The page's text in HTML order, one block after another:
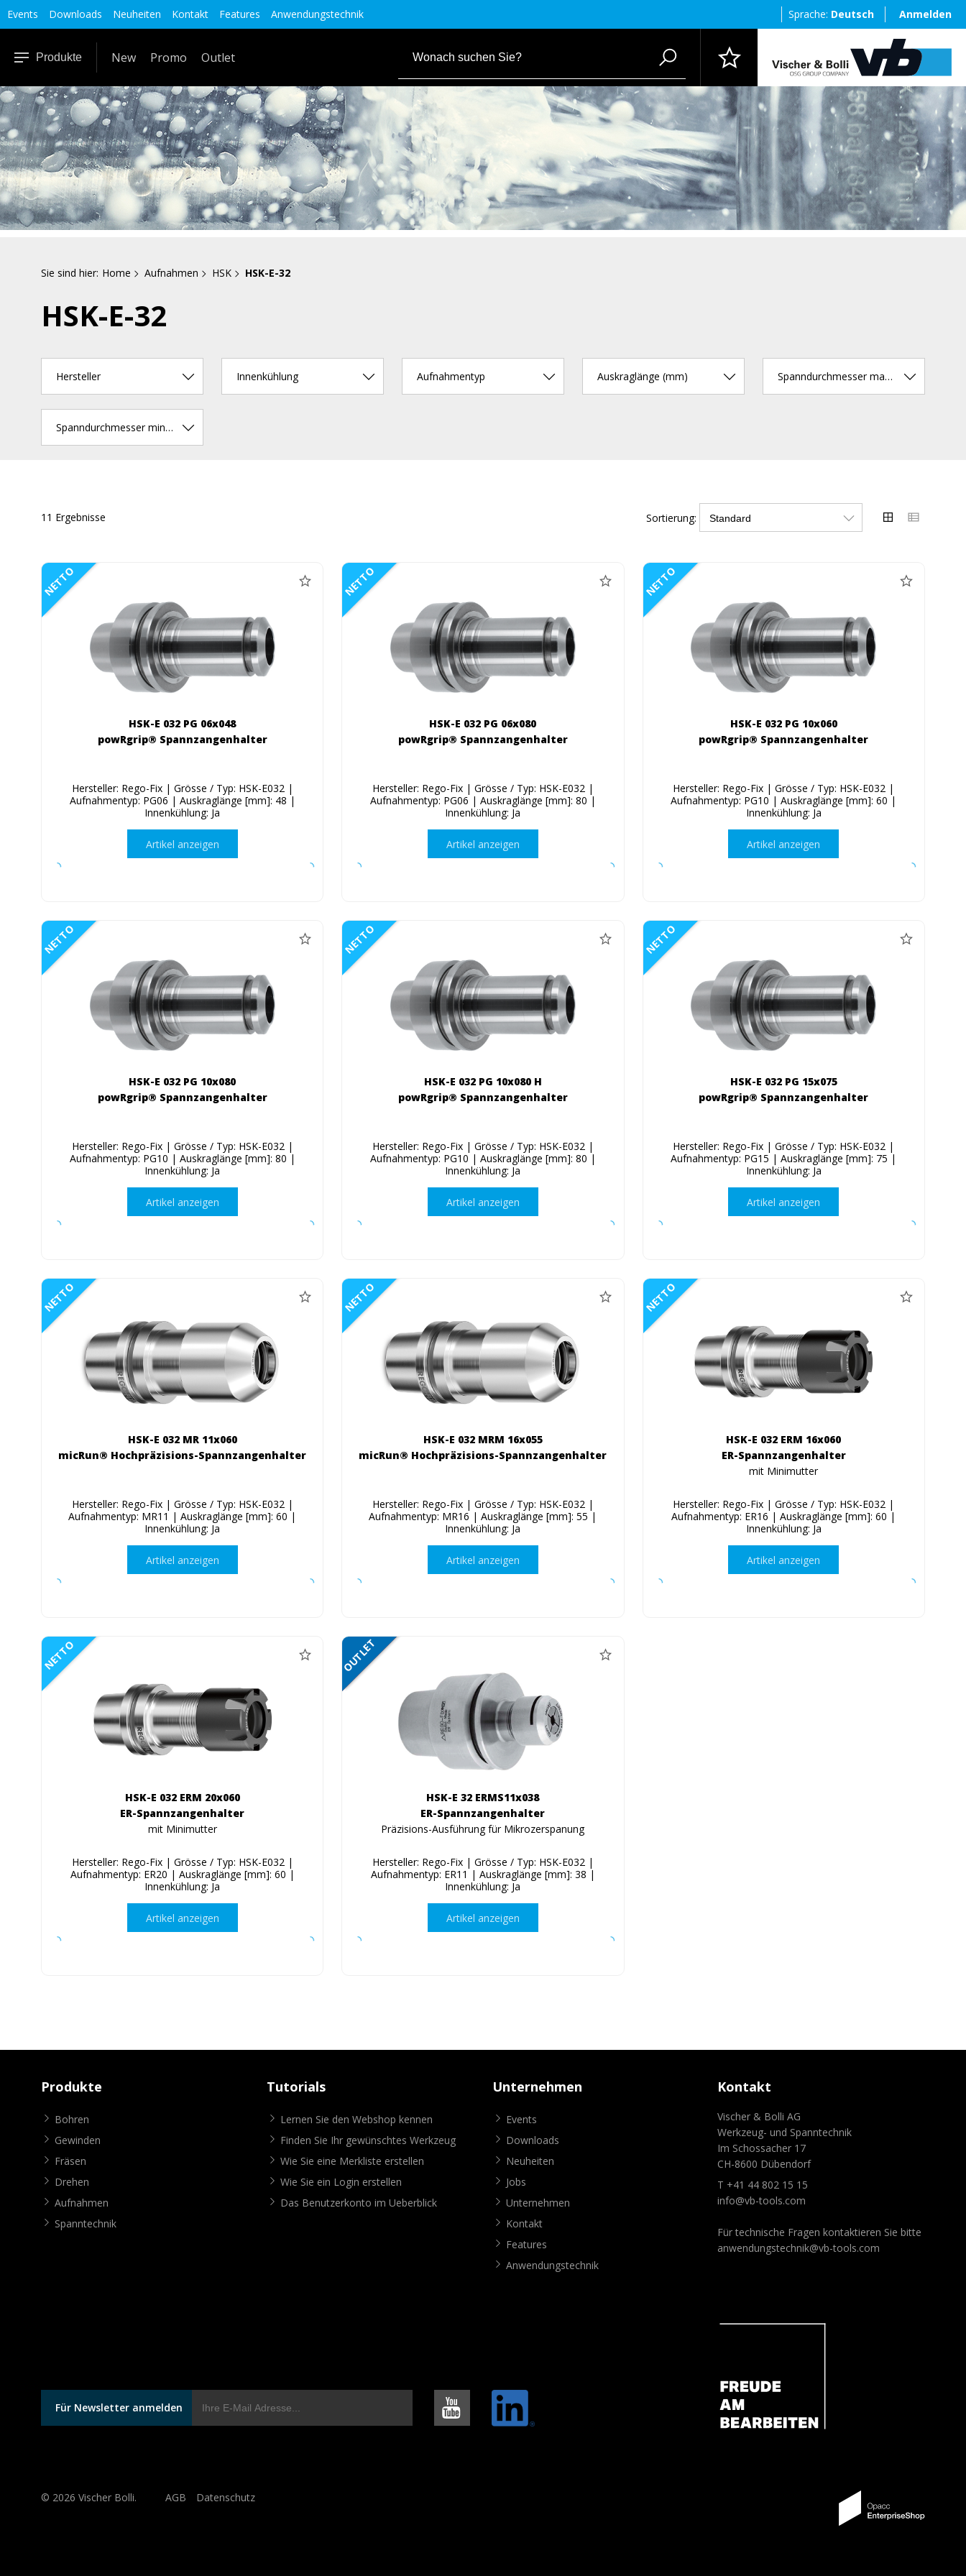
Events Downloads Neuheiten Kontakt Features Anwendungstechnik Sprache: Deutsch Anmelden
Produkte New Promo Outlet
Sie sind hier: Home Aufnahmen HSK HSK-E-32
HSK-E-32
Hersteller Innenkühlung Aufnahmentyp Auskraglänge (mm) Spanndurchmesser max. (mm)
Spanndurchmesser min. (mm)
11 Ergebnisse Sortierung:
NETTO
HSK-E 032 PG 06x048
powRgrip® Spannzangenhalter
Hersteller: Rego-Fix | Grösse / Typ: HSK-E032 |
Aufnahmentyp: PG06 | Auskraglänge [mm]: 48 |
Innenkühlung: Ja
Artikel anzeigen
NETTO
HSK-E 032 PG 06x080
powRgrip® Spannzangenhalter
Hersteller: Rego-Fix | Grösse / Typ: HSK-E032 |
Aufnahmentyp: PG06 | Auskraglänge [mm]: 80 |
Innenkühlung: Ja
Artikel anzeigen
NETTO
HSK-E 032 PG 10x060
powRgrip® Spannzangenhalter
Hersteller: Rego-Fix | Grösse / Typ: HSK-E032 |
Aufnahmentyp: PG10 | Auskraglänge [mm]: 60 |
Innenkühlung: Ja
Artikel anzeigen
NETTO
HSK-E 032 PG 10x080
powRgrip® Spannzangenhalter
Hersteller: Rego-Fix | Grösse / Typ: HSK-E032 |
Aufnahmentyp: PG10 | Auskraglänge [mm]: 80 |
Innenkühlung: Ja
Artikel anzeigen
NETTO
HSK-E 032 PG 10x080 H
powRgrip® Spannzangenhalter
Hersteller: Rego-Fix | Grösse / Typ: HSK-E032 |
Aufnahmentyp: PG10 | Auskraglänge [mm]: 80 |
Innenkühlung: Ja
Artikel anzeigen
NETTO
HSK-E 032 PG 15x075
powRgrip® Spannzangenhalter
Hersteller: Rego-Fix | Grösse / Typ: HSK-E032 |
Aufnahmentyp: PG15 | Auskraglänge [mm]: 75 |
Innenkühlung: Ja
Artikel anzeigen
NETTO
HSK-E 032 MR 11x060
micRun® Hochpräzisions-Spannzangenhalter
Hersteller: Rego-Fix | Grösse / Typ: HSK-E032 |
Aufnahmentyp: MR11 | Auskraglänge [mm]: 60 |
Innenkühlung: Ja
Artikel anzeigen
NETTO
HSK-E 032 MRM 16x055
micRun® Hochpräzisions-Spannzangenhalter
Hersteller: Rego-Fix | Grösse / Typ: HSK-E032 |
Aufnahmentyp: MR16 | Auskraglänge [mm]: 55 |
Innenkühlung: Ja
Artikel anzeigen
NETTO
HSK-E 032 ERM 16x060
ER-Spannzangenhalter
mit Minimutter
Hersteller: Rego-Fix | Grösse / Typ: HSK-E032 |
Aufnahmentyp: ER16 | Auskraglänge [mm]: 60 |
Innenkühlung: Ja
Artikel anzeigen
NETTO
HSK-E 032 ERM 20x060
ER-Spannzangenhalter
mit Minimutter
Hersteller: Rego-Fix | Grösse / Typ: HSK-E032 |
Aufnahmentyp: ER20 | Auskraglänge [mm]: 60 |
Innenkühlung: Ja
Artikel anzeigen
SALE
OUTLET
HSK-E 32 ERMS11x038
ER-Spannzangenhalter
Präzisions-Ausführung für Mikrozerspanung
Hersteller: Rego-Fix | Grösse / Typ: HSK-E032 |
Aufnahmentyp: ER11 | Auskraglänge [mm]: 38 |
Innenkühlung: Ja
Artikel anzeigen
Produkte
Bohren
Gewinden
Fräsen
Drehen
Aufnahmen
Spanntechnik
Tutorials
Lernen Sie den Webshop kennen
Finden Sie Ihr gewünschtes Werkzeug
Wie Sie eine Merkliste erstellen
Wie Sie ein Login erstellen
Das Benutzerkonto im Ueberblick
Unternehmen
Events
Downloads
Neuheiten
Jobs
Unternehmen
Kontakt
Features
Anwendungstechnik
Kontakt
Vischer & Bolli AG
Werkzeug- und Spanntechnik
Im Schossacher 17
CH-8600 Dübendorf
T +41 44 802 15 15
info@vb-tools.com
Für technische Fragen kontaktieren Sie bitte
anwendungstechnik@vb-tools.com
Für Newsletter anmelden
© 2026 Vischer Bolli. AGB Datenschutz